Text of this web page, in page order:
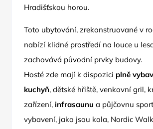
Hradišťskou horou.
Toto ubytování, zrekonstruované v
nabízí klidné prostředí na louce u
zachovává původní prvky budovy.
Hosté zde mají k dispozici plně
kuchyň, dětské hřiště, venkovní gril,
zařízení, infrasaunu a půjčovnu
vybavení, jako jsou kola, Nordic